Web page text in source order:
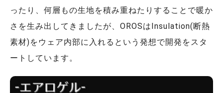
ったり、何層もの生地を積み重ねたりすることで暖か
さを生み出してきましたが、OROSはInsulation(断熱
素材)をウェア内部に入れるという発想で開発をスタ
ートしています。